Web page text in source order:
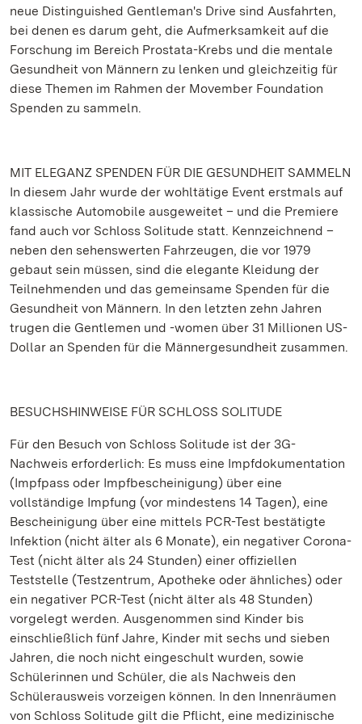
neue Distinguished Gentleman's Drive sind Ausfahrten,
bei denen es darum geht, die Aufmerksamkeit auf die
Forschung im Bereich Prostata-Krebs und die mentale
Gesundheit von Männern zu lenken und gleichzeitig für
diese Themen im Rahmen der Movember Foundation
Spenden zu sammeln.
MIT ELEGANZ SPENDEN FÜR DIE GESUNDHEIT SAMMELN
In diesem Jahr wurde der wohltätige Event erstmals auf
klassische Automobile ausgeweitet – und die Premiere
fand auch vor Schloss Solitude statt. Kennzeichnend –
neben den sehenswerten Fahrzeugen, die vor 1979
gebaut sein müssen, sind die elegante Kleidung der
Teilnehmenden und das gemeinsame Spenden für die
Gesundheit von Männern. In den letzten zehn Jahren
trugen die Gentlemen und -women über 31 Millionen US-
Dollar an Spenden für die Männergesundheit zusammen.
BESUCHSHINWEISE FÜR SCHLOSS SOLITUDE
Für den Besuch von Schloss Solitude ist der 3G-
Nachweis erforderlich: Es muss eine Impfdokumentation
(Impfpass oder Impfbescheinigung) über eine
vollständige Impfung (vor mindestens 14 Tagen), eine
Bescheinigung über eine mittels PCR-Test bestätigte
Infektion (nicht älter als 6 Monate), ein negativer Corona-
Test (nicht älter als 24 Stunden) einer offiziellen
Teststelle (Testzentrum, Apotheke oder ähnliches) oder
ein negativer PCR-Test (nicht älter als 48 Stunden)
vorgelegt werden. Ausgenommen sind Kinder bis
einschließlich fünf Jahre, Kinder mit sechs und sieben
Jahren, die noch nicht eingeschult wurden, sowie
Schülerinnen und Schüler, die als Nachweis den
Schülerausweis vorzeigen können. In den Innenräumen
von Schloss Solitude gilt die Pflicht, eine medizinische